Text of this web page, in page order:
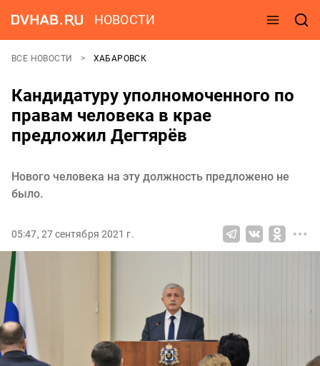
НОВОСТИ
ВСЕ НОВОСТИ ХАБАРОВСК
Кандидатуру уполномоченного по
правам человека в крае
предложил Дегтярёв
Нового человека на эту должность предложено не
было.
05:47, 27 сентября 2021 г.